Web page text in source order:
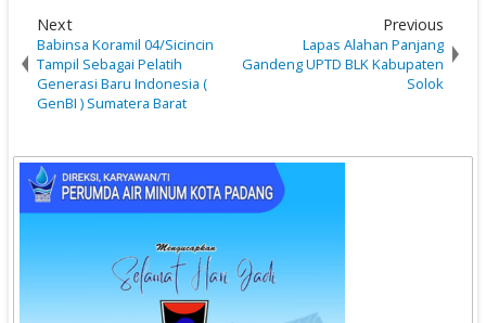
Next
Babinsa Koramil 04/Sicincin
Tampil Sebagai Pelatih
Generasi Baru Indonesia (
GenBI ) Sumatera Barat
Previous
Lapas Alahan Panjang
Gandeng UPTD BLK Kabupaten
Solok